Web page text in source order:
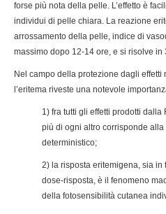
forse più nota della pelle. L’effetto è
individui di pelle chiara. La reazione
arrossamento della pelle, indice di
massimo dopo 12-14 ore, e si risolve in
Nel campo della protezione dagli
l’eritema riveste una notevole
1) fra tutti gli effetti prodotti dalla
più di ogni altro corrisponde
deterministico;
2) la risposta eritemigena, sia in
dose-risposta, è il fenomeno
della fotosensibilità cutanea